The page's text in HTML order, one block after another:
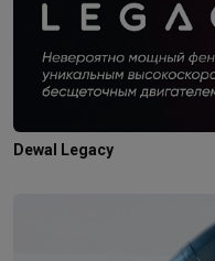
Dewal Legacy